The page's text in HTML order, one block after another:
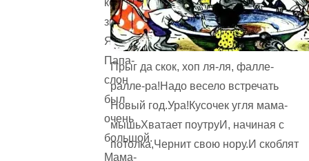
которого
звали
Ялмар.
Папа-
слон
был
очень
большой.
Мама-
Прыг да скок, хоп ля-ля, фалле-
ралле-ра!Надо весело встречать
Новый год.Ура!Кусочек угля мама-
мышьХватает поутруИ, начиная с
потолка,Чернит свою нору.И скоблят